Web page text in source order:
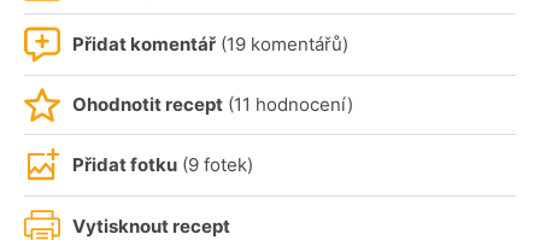
Přidat komentář (19 komentářů)
Ohodnotit recept (11 hodnocení)
Přidat fotku (9 fotek)
Vytisknout recept